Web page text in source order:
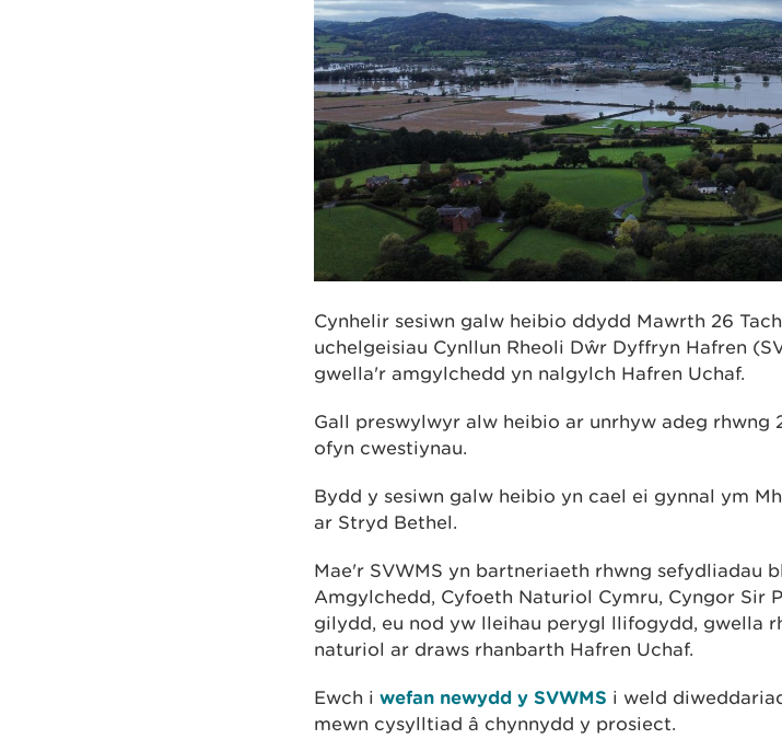
Cynhelir sesiwn galw heibio ddydd Mawrth 26
uchelgeisiau Cynllun Rheoli Dŵr Dyffryn Hafren
gwella'r amgylchedd yn nalgylch Hafren Uchaf.
Gall preswylwyr alw heibio ar unrhyw adeg rhwng
ofyn cwestiynau.
Bydd y sesiwn galw heibio yn cael ei gynnal ym
ar Stryd Bethel.
Mae'r SVWMS yn bartneriaeth rhwng sefydliadau
Amgylchedd, Cyfoeth Naturiol Cymru, Cyngor Sir
gilydd, eu nod yw lleihau perygl llifogydd, gwella
naturiol ar draws rhanbarth Hafren Uchaf.
Ewch i wefan newydd y SVWMS i weld
mewn cysylltiad â chynnydd y prosiect.